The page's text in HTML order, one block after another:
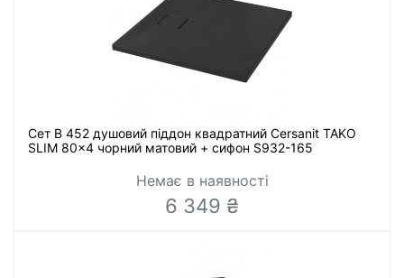
Сет B 452 душовий піддон квадратний Cersanit TAKO
SLIM 80x4 чорний матовий + сифон S932-165
Немає в наявності
6 349 ₴